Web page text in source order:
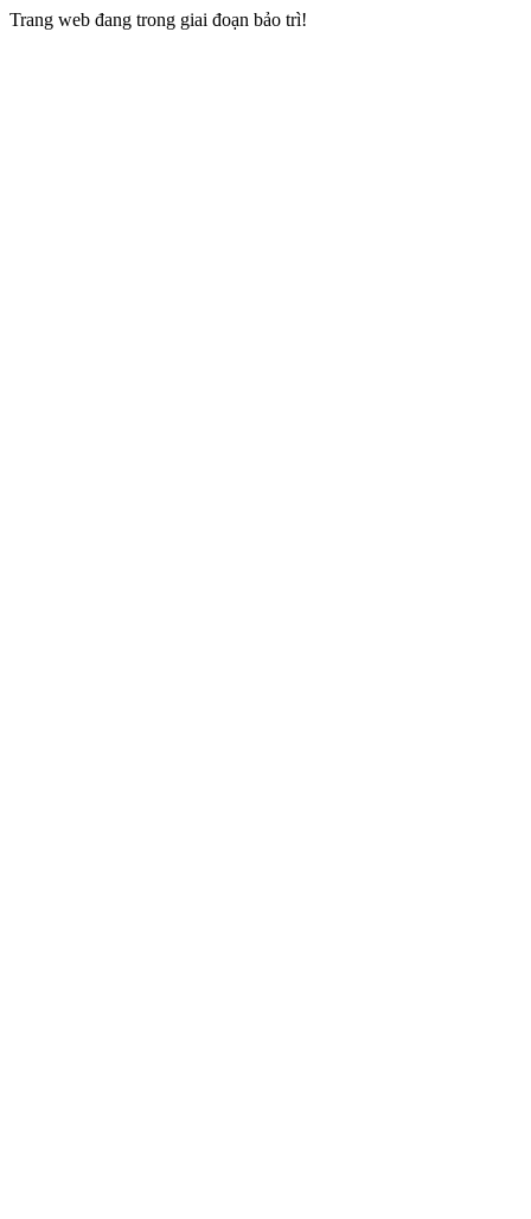
Trang web đang trong giai đoạn bảo trì!